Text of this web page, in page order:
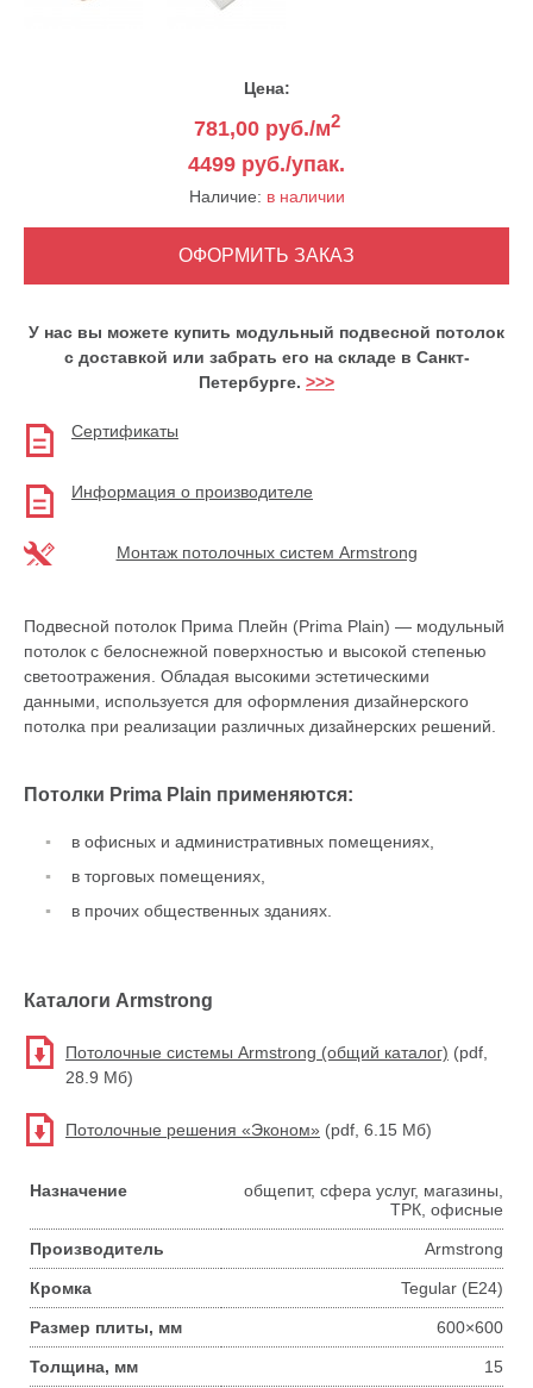
Цена:
781,00руб./м2
4499 руб./упак.
Наличие: в наличии
У нас вы можете купить модульный подвесной потолок
с доставкой или забрать его на складе в Санкт-
Петербурге. >>>
Сертификаты
Информация о производителе
Монтаж потолочных систем Armstrong
Подвесной потолок Прима Плейн (Prima Plain) — модульный
потолок с белоснежной поверхностью и высокой степенью
светоотражения. Обладая высокими эстетическими
данными, используется для оформления дизайнерского
потолка при реализации различных дизайнерских решений.
Потолки Prima Plain применяются:
в офисныx и административных помещениях,
в торговых помещениях,
в прочих общественных зданиях.
Каталоги Armstrong
Потолочные системы Armstrong (общий каталог) (pdf,
28.9 Мб)
Потолочные решения «Эконом» (pdf, 6.15 Мб)
Назначение
общепит, сфера услуг, магазины,
ТРК, офисные
Производитель Armstrong
Кромка Tegular (E24)
Размер плиты, мм 600×600
Толщина, мм 15